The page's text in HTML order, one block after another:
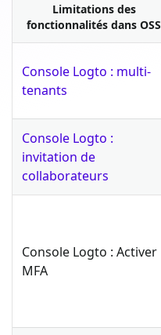
Limitations des
fonctionnalités dans OSS
Console Logto : multi-
tenants
Console Logto :
invitation de
collaborateurs
Console Logto : Activer
MFA